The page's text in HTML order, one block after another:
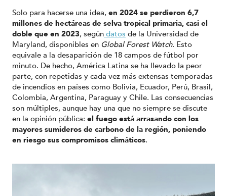
Solo para hacerse una idea, en 2024 se perdieron 6,7
millones de hectáreas de selva tropical primaria, casi el
doble que en 2023, según datos de la Universidad de
Maryland, disponibles en Global Forest Watch. Esto
equivale a la desaparición de 18 campos de fútbol por
minuto. De hecho, América Latina se ha llevado la peor
parte, con repetidas y cada vez más extensas temporadas
de incendios en países como Bolivia, Ecuador, Perú, Brasil,
Colombia, Argentina, Paraguay y Chile. Las consecuencias
son múltiples, aunque hay una que no siempre se discute
en la opinión pública: el fuego está arrasando con los
mayores sumideros de carbono de la región, poniendo
en riesgo sus compromisos climáticos.